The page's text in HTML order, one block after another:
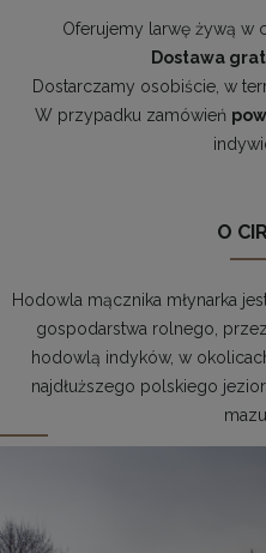
Oferujemy larwę żywą w
Dostawa
Dostarczamy osobiście, w
W przypadku zamówień
O
Hodowla mącznika młynarka
gospodarstwa rolnego,
hodowlą indyków, w
najdłuższego polskiego